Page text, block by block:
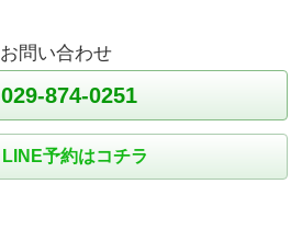
お問い合わせ
029-874-0251
LINE予約はコチラ